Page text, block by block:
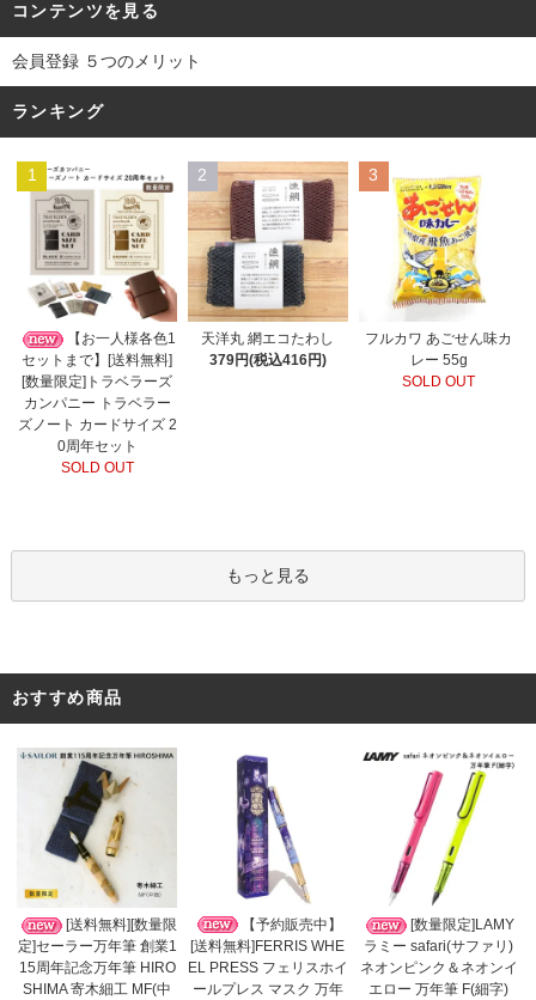
コンテンツを見る
会員登録 ５つのメリット
ランキング
1
【お一人様各色1
セットまで】[送料無料]
[数量限定]トラベラーズ
カンパニー トラベラー
ズノート カードサイズ 2
0周年セット
SOLD OUT
2
天洋丸 網エコたわし
379円(税込416円)
3
フルカワ あごせん味カ
レー 55g
SOLD OUT
もっと見る
おすすめ商品
[送料無料][数量限
定]セーラー万年筆 創業1
15周年記念万年筆 HIRO
SHIMA 寄木細工 MF(中
【予約販売中】
[送料無料]FERRIS WHE
EL PRESS フェリスホイ
ールプレス マスク 万年
[数量限定]LAMY
ラミー safari(サファリ)
ネオンピンク＆ネオンイ
エロー 万年筆 F(細字)